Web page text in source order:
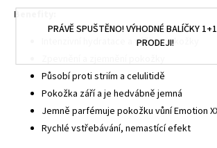
PRÁVĚ SPUŠTĚNO! VÝHODNÉ BALÍČKY
PRODEJI!
Benefity:
Intenzivní hydratace a výživa pokožky
Působí proti striím a celulitidě
Pokožka září a je hedvábně jemná
Jemně parfémuje pokožku vůní Emotion
Rychlé vstřebávání, nemastící efekt